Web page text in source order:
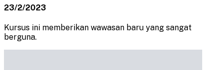
23/2/2023
Kursus ini memberikan wawasan baru yang sangat
berguna.